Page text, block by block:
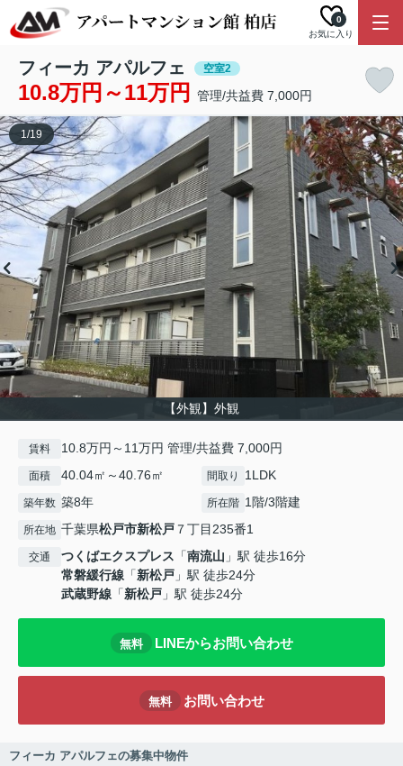
お気に入り
0
フィーカ アパルフェ 空室2
10.8万円～11万円 管理/共益費 7,000円
【外観】外観
1/19
賃料 10.8万円～11万円 管理/共益費 7,000円
面積 40.04㎡～40.76㎡ 間取り 1LDK
築年数 築8年 所在階 1階/3階建
所在地 千葉県松戸市新松戸 ７丁目235番1
交通 つくばエクスプレス 「南流山 」駅 徒歩16分
常磐緩行線 「新松戸 」駅 徒歩24分
武蔵野線 「新松戸 」駅 徒歩24分
無料 LINEからお問い合わせ
無料 お問い合わせ
フィーカ アパルフェの募集中物件